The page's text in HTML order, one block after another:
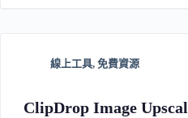
線上工具, 免費資源
ClipDrop Image